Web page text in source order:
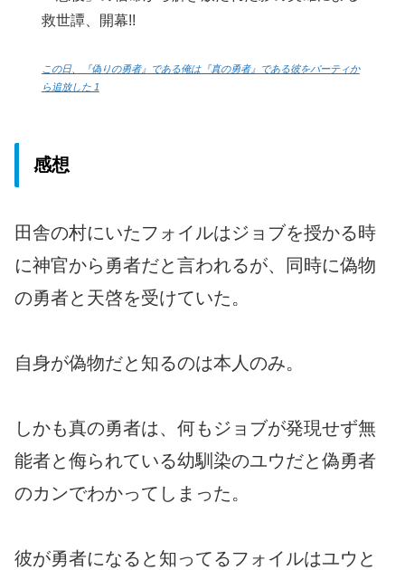
救世譚、開幕!!
この日、『偽りの勇者』である俺は『真の勇者』である彼をパーティか
ら追放した 1
感想
田舎の村にいたフォイルはジョブを授かる時
に神官から勇者だと言われるが、同時に偽物
の勇者と天啓を受けていた。
自身が偽物だと知るのは本人のみ。
しかも真の勇者は、何もジョブが発現せず無
能者と侮られている幼馴染のユウだと偽勇者
のカンでわかってしまった。
彼が勇者になると知ってるフォイルはユウと